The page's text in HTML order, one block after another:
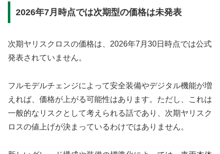
2026年7月時点では次期型の価格は未発表
次期ヤリスクロスの価格は、2026年7月30日時点では公式
発表されていません。
フルモデルチェンジによって安全装備やデジタル機能が増
えれば、価格が上がる可能性はあります。ただし、これは
一般的なリスクとして考えられる話であり、次期ヤリスク
ロスの値上げが決まっているわけではありません。